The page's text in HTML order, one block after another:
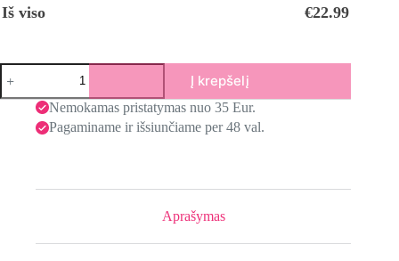
Iš viso €22.99
Į krepšelį
Nemokamas pristatymas nuo 35 Eur.
Pagaminame ir išsiunčiame per 48 val.
Aprašymas